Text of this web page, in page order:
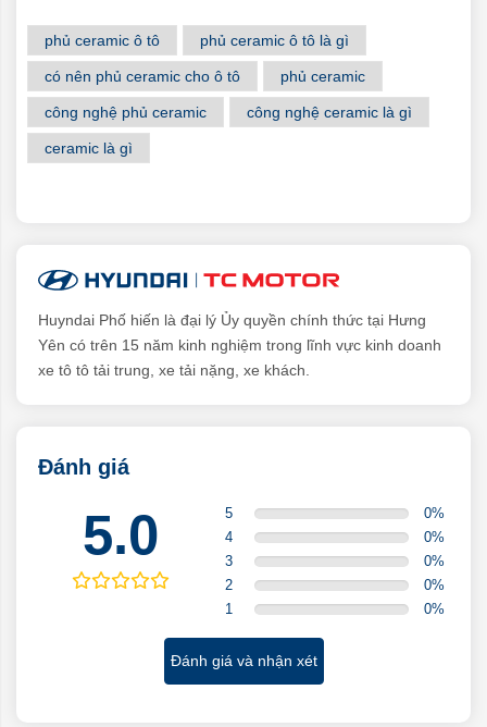
phủ ceramic ô tô phủ ceramic ô tô là gì
có nên phủ ceramic cho ô tô phủ ceramic
công nghệ phủ ceramic công nghệ ceramic là gì
ceramic là gì
Huyndai Phố hiến là đại lý Ủy quyền chính thức tại Hưng
Yên có trên 15 năm kinh nghiệm trong lĩnh vực kinh doanh
xe tô tô tải trung, xe tải nặng, xe khách.
Đánh giá
5.0 5 0%
4
0%
3
0%
2
0%
1
0%
Đánh giá và nhận xét